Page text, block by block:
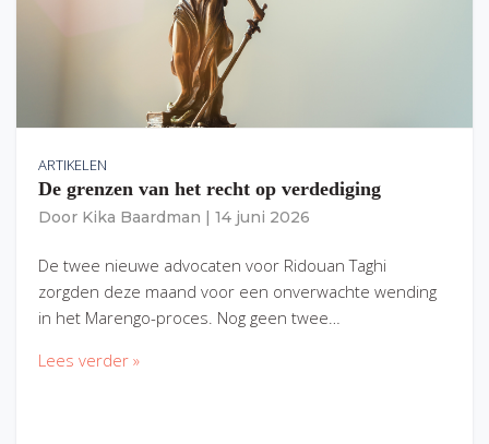
ARTIKELEN
De grenzen van het recht op verdediging
Door Kika Baardman 14 juni 2026
De twee nieuwe advocaten voor Ridouan Taghi
zorgden deze maand voor een onverwachte wending
in het Marengo-proces. Nog geen twee…
Lees verder »